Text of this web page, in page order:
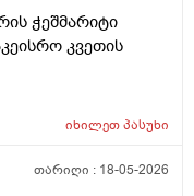
ჭეშმარიტი
კვეთის
იხილეთპასუხი
თარიღი : 18-05-2026